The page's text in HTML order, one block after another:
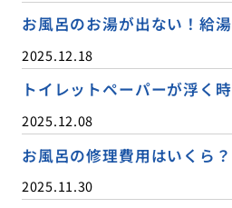
お風呂のお湯が出ない！給
2025.12.18
トイレットペーパーが浮く
2025.12.08
お風呂の修理費用はいくら
2025.11.30